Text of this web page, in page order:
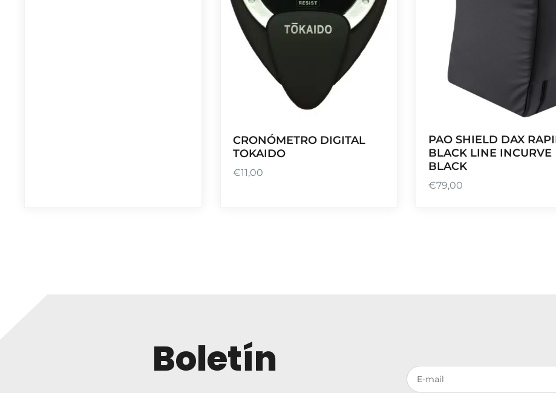
CRONÓMETRO DIGITAL
TOKAIDO
€11,00
PAO SHIELD DAX
BLACK LINE INCURVE
BLACK
€79,00
Boletín Votre adresse de messagerie